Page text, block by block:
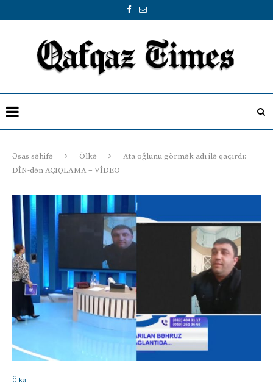
Əsas səhifə Ölkə
Ata oğlunu görmək adı ilə qaçırdı:
DİN-dən AÇIQLAMA – VİDEO
Ölkə